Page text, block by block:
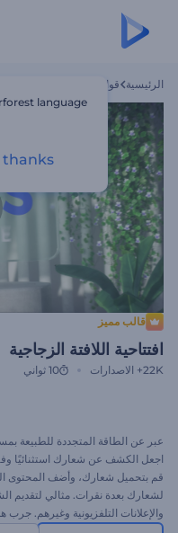
الرئيسية قوالب
قالب مميز
افتتاحية اللافتة الزجاجية
22K+ الاصدارات 10 ثواني
عبر عن الطاقة المتجددة للطبيعة
اجعل الكشف عن شعارك استثنائيًا
قم بتحميل شعارك، وأضف المحتوى
لشعارك بعدة نقرات. مثالي لتقديم
والإعلانات التلفزيونية وغيرهم. جرب
language
thanks